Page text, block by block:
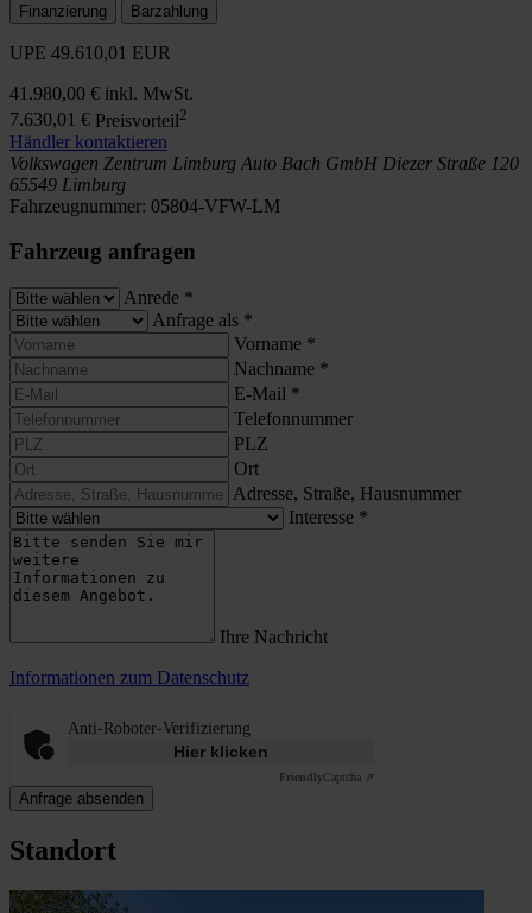
Finanzierung Barzahlung
UPE 49.610,01 EUR
41.980,00 € inkl. MwSt.
7.630,01 € Preisvorteil2
Händler kontaktieren
Volkswagen Zentrum Limburg Auto Bach GmbH Diezer Straße 120
65549 Limburg
Fahrzeugnummer: 05804-VFW-LM
Fahrzeug anfragen
Anrede *
Anfrage als *
Vorname *
Nachname *
E-Mail *
Telefonnummer
PLZ
Ort
Adresse, Straße, Hausnummer
Interesse *
Ihre Nachricht
Informationen zum Datenschutz
Anti-Roboter-Verifizierung
Hier klicken
FriendlyCaptcha ⇗
Anfrage absenden
Standort